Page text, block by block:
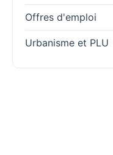
Offres d'emploi
Urbanisme et PLU